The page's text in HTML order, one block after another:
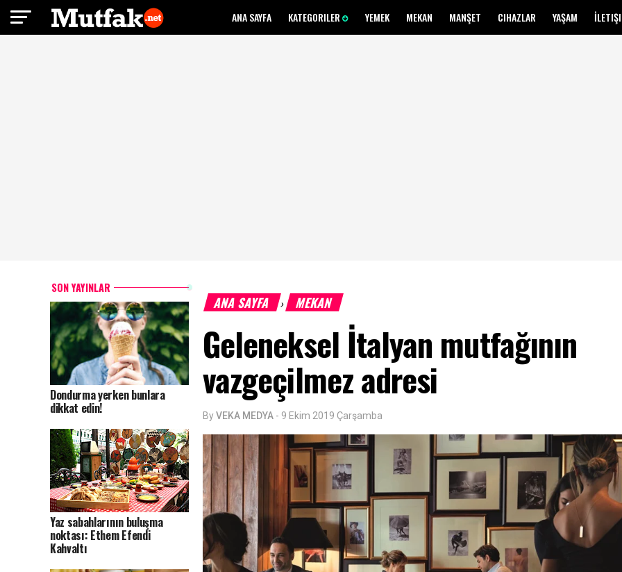
ANA SAYFA KATEGORILER YEMEK MEKAN MANŞET CIHAZLAR YAŞAM
SON YAYINLAR
Dondurma yerken bunlara
dikkat edin!
Yaz sabahlarının buluşma
noktası: Ethem Efendi
Kahvaltı
ANA SAYFA › MEKAN
Geleneksel İtalyan mutfağının
vazgeçilmez adresi
ByVEKA MEDYA - 9 Ekim 2019 Çarşamba